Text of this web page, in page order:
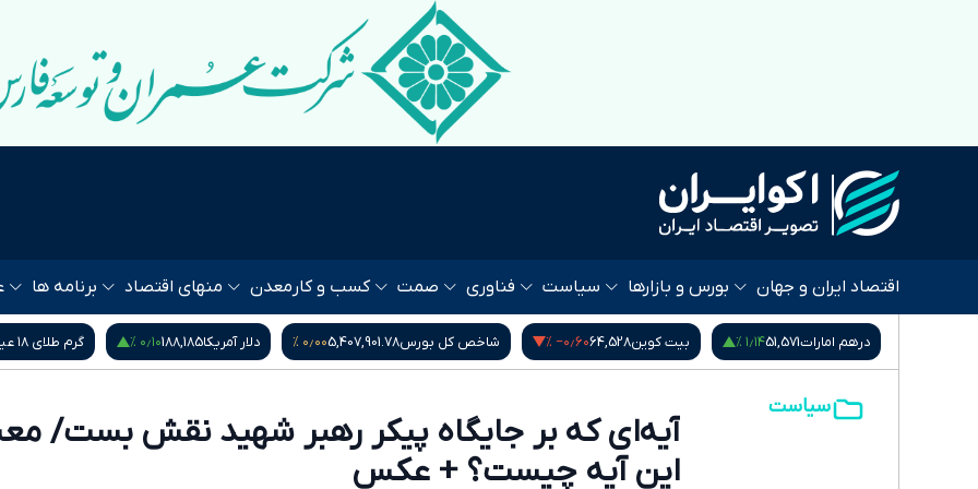
اقتصاد ایران و جهان بورس و بازارها سیاست فناوری صمت کسب و کار معدن منهای اقتصاد برنامه ها
بیت کوین64,528‎−۰٫۶۰ % شاخص کل بورس5,407,901.78 ۰٫۰۰ % دلار آمریکا188,185۰٫۱۰ % گرم طلای ۱۸ عیار 18,664,500 ۰٫۵۵ %
سیاست
آیه‌ای که بر جایگاه پیکر رهبر شهید نقش بست/
این آیه چیست؟ + عکس